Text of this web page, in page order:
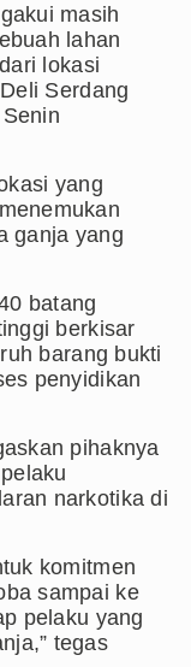
masih
lahan
lokasi
Serdang
yang
ganja yang
batang
berkisar
barang bukti
penyidikan
pihaknya
narkotika di
komitmen
sampai ke
pelaku yang
tegas